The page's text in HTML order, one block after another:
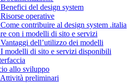
del design system
operative
contribuire al design system .italia
con i modelli di sito e servizi
dell’utilizzo dei modelli
modelli di sito e servizi disponibili
allo sviluppo
preliminari